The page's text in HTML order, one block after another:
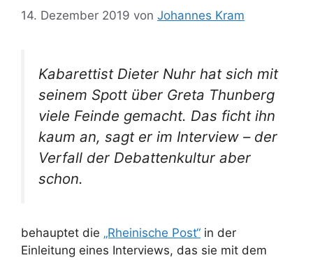
14. Dezember 2019 von Johannes Kram
Kabarettist Dieter Nuhr hat sich mit
seinem Spott über Greta Thunberg
viele Feinde gemacht. Das ficht ihn
kaum an, sagt er im Interview – der
Verfall der Debattenkultur aber
schon.
behauptet die „Rheinische Post“ in der
Einleitung eines Interviews, das sie mit dem